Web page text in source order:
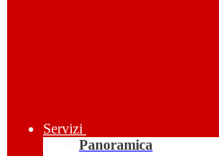
Servizi
Panoramica